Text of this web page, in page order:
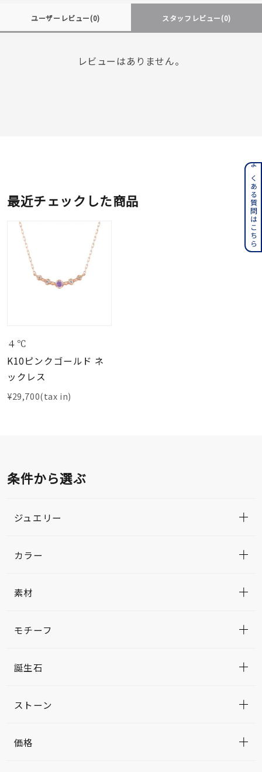
ユーザーレビュー(0) スタッフレビュー(0)
レビューはありません。
最近チェックした商品
４℃
K10ピンクゴールド ネ
ックレス
¥29,700(tax in)
条件から選ぶ
ジュエリー
カラー
素材
モチーフ
誕生石
ストーン
価格
よくある質問はこちら